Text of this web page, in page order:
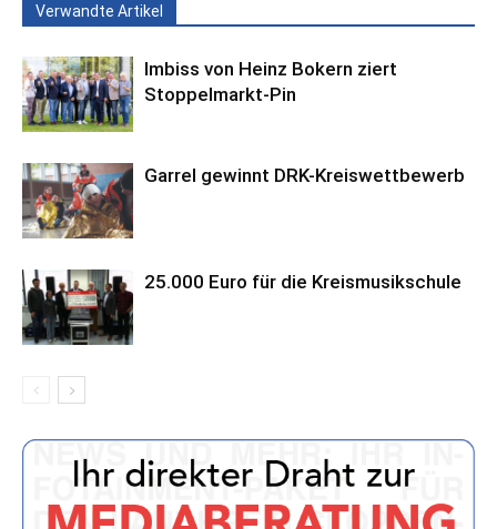
Verwandte Artikel
Imbiss von Heinz Bokern ziert
Stoppelmarkt-Pin
Garrel gewinnt DRK-Kreiswettbewerb
25.000 Euro für die Kreismusikschule